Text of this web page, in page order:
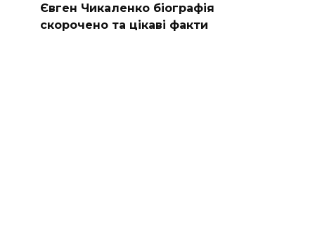
Євген Чикаленко біографія
скорочено та цікаві факти